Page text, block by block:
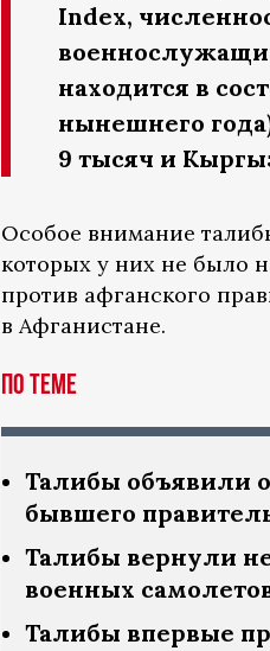
Index,
находится в
нынешнего
9 тысяч и
Особое внимание
которых у них не было
против афганского
в Афганистане.
По теме
Талибы объявили
бывшего
Талибы вернули
военных
Талибы впервые